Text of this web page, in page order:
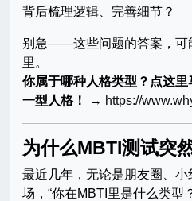
背后梳理逻辑、完善细节？
别急——这些问题的答案，可
里。
你属于哪种人格类型？点这
一型人格！
→ https://
为什么MBTI测试突
最近几年，无论是朋友圈、
场，“你在MBTI里是什么类型